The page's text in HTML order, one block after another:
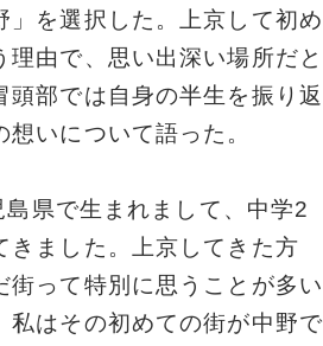
」を選択した。上京して初め
理由で、思い出深い場所だと
頭部では自身の半生を振り返
想いについて語った。
島県で生まれまして、中学2
きました。上京してきた方
街って特別に思うことが多い
私はその初めての街が中野で